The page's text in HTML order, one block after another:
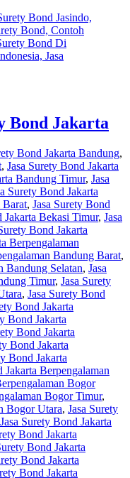
Bond Jakarta
Bond Jakarta Bandung,
, Jasa Surety Bond Jakarta
Bandung Timur, Jasa
Surety Bond Jakarta
Barat, Jasa Surety Bond
Jakarta Bekasi Timur, Jasa
Bond Jakarta
Berpengalaman
Bandung Barat,
Bandung Selatan, Jasa
Timur, Jasa Surety
, Jasa Surety Bond
Bond Jakarta
Bond Jakarta
Bond Jakarta
Bond Jakarta
Bond Jakarta
Jakarta Berpengalaman
Bogor
Bogor Timur,
Bogor Utara, Jasa Surety
Jasa Surety Bond Jakarta
Bond Jakarta
Bond Jakarta
Bond Jakarta
Bond Jakarta